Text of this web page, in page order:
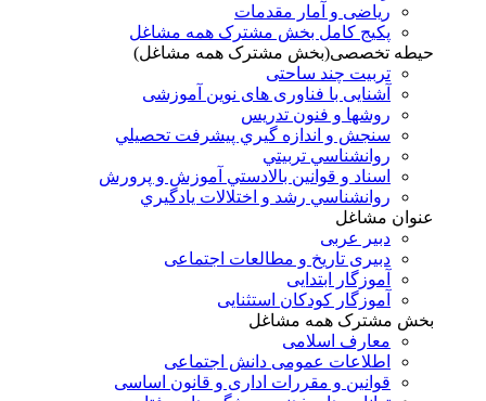
ریاضی و آمار مقدمات
پکیج کامل بخش مشترک همه مشاغل
حیطه تخصصی(بخش مشترک همه مشاغل)
تربیت چند ساحتی
آشنایی با فناوری های نوین آموزشی
روشها و فنون تدريس
سنجش و اندازه گيري پيشرفت تحصيلي
روانشناسي تربيتي
اسناد و قوانين بالادستي آموزش و پرورش
روانشناسي رشد و اختلالات يادگيري
عنوان مشاغل
دبير عربی
دبیری تاریخ و مطالعات اجتماعی
آموزگار ابتدایی
آموزگار کودکان استثنایی
بخش مشترک همه مشاغل
معارف اسلامی
اطلاعات عمومی دانش اجتماعی
قوانین و مقررات اداری و قانون اساسی